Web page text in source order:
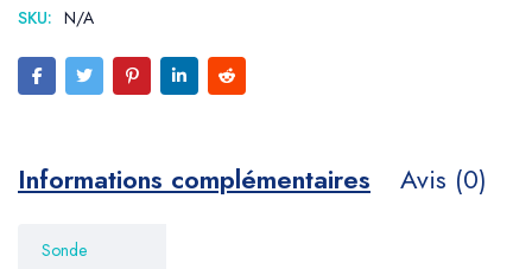
SKU: N/A
Informations complémentaires Avis (0)
Sonde